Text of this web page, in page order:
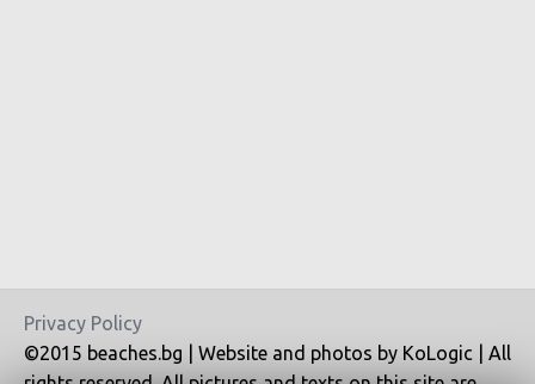
Privacy Policy
©2015 beaches.bg | Website and photos by KoLogic | All